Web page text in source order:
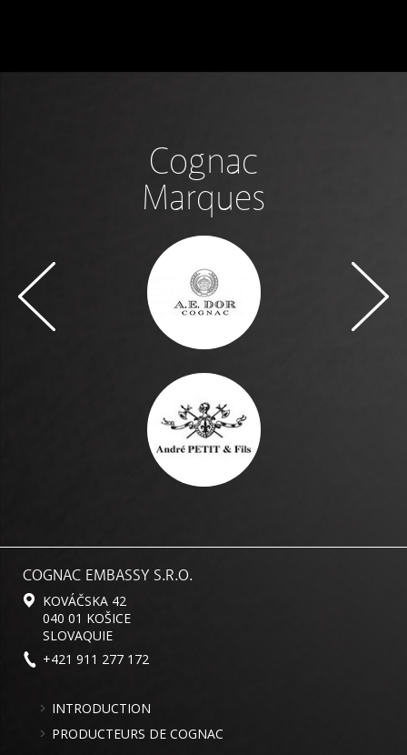
Cognac
Marques
COGNAC EMBASSY S.R.O.
KOVÁČSKA 42
040 01 KOŠICE
SLOVAQUIE
+421 911 277 172
INTRODUCTION
PRODUCTEURS DE COGNAC